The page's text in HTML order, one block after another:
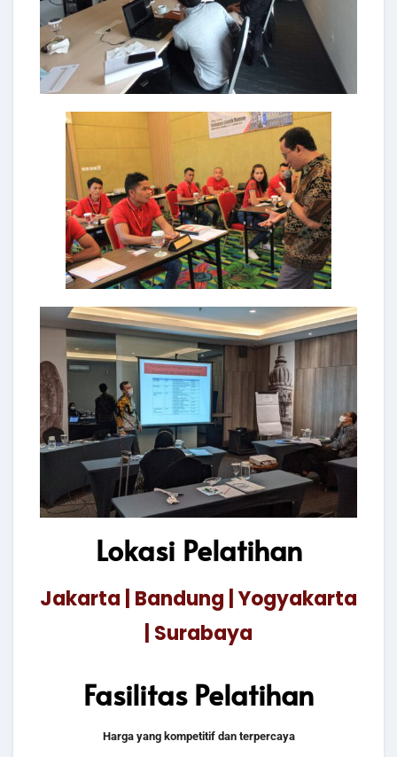
Lokasi Pelatihan
Jakarta | Bandung | Yogyakarta
| Surabaya
Fasilitas Pelatihan
Harga yang kompetitif dan terpercaya